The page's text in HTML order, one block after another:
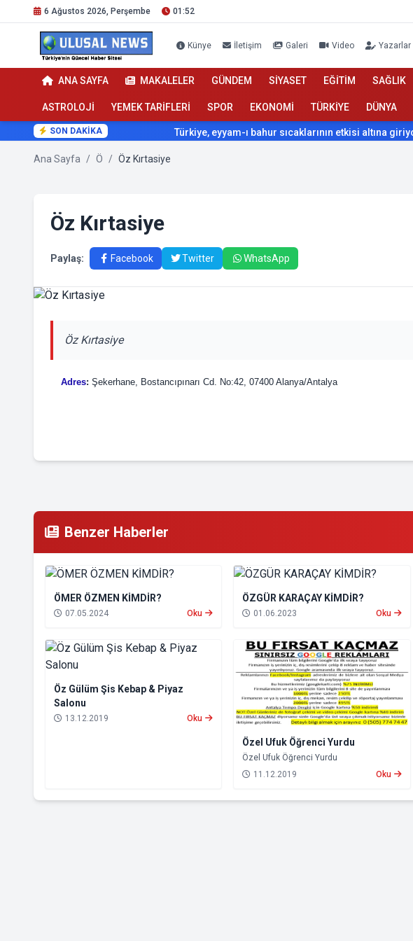
6 Ağustos 2026, Perşembe 01:52
Künye İletişim Galeri Video Yazarlar
ANA SAYFA MAKALELER GÜNDEM SİYASET EĞİTİM SAĞLIK
ASTROLOJİ YEMEK TARİFLERİ SPOR EKONOMİ TÜRKİYE DÜNYA
SON DAKİKA Türkiye, eyyam-ı bahur sıcaklarının etkisi altına giriyor
Ana Sayfa / Ö / Öz Kırtasiye
Öz Kırtasiye
Paylaş: Facebook Twitter WhatsApp
Öz Kırtasiye
Adres: Şekerhane, Bostancıpınarı Cd. No:42, 07400 Alanya/Antalya
Benzer Haberler
ÖMER ÖZMEN KİMDİR?
07.05.2024 Oku
ÖZGÜR KARAÇAY KİMDİR?
01.06.2023 Oku
Öz Gülüm Şis Kebap & Piyaz
Salonu
13.12.2019 Oku
Özel Ufuk Öğrenci Yurdu
Özel Ufuk Öğrenci Yurdu
11.12.2019
Oku